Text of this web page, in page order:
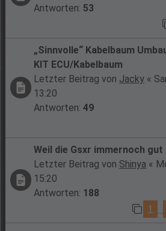
Antworten: 53
„Sinnvolle“ Kabelbaum
KIT ECU/Kabelbaum
Letzter Beitrag von Jacky «
13:20
Antworten:49
Weil die Gsxr immernoch gut
Letzter Beitrag von Shinya «
15:20
Antworten: 188
1